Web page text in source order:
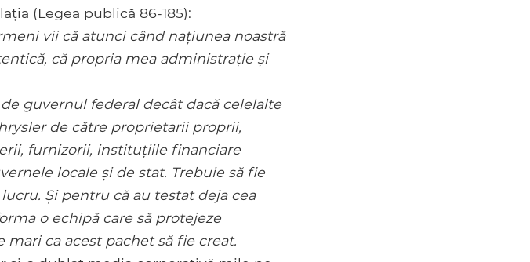
(Legea publică 86-185):
vii că atunci când națiunea noastră
că propria mea administrație și
guvernul federal decât dacă celelalte
de către proprietarii proprii,
furnizorii, instituțiile financiare
locale și de stat. Trebuie să fie
Și pentru că au testat deja cea
o echipă care să protejeze
mari ca acest pachet să fie creat.